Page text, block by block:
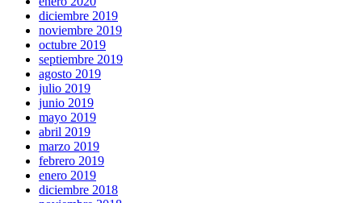
diciembre 2019
noviembre 2019
octubre 2019
septiembre 2019
agosto 2019
julio 2019
junio 2019
mayo 2019
abril 2019
marzo 2019
febrero 2019
enero 2019
diciembre 2018